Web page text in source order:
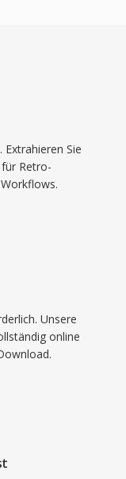
Sie
Retro-
Unsere
online